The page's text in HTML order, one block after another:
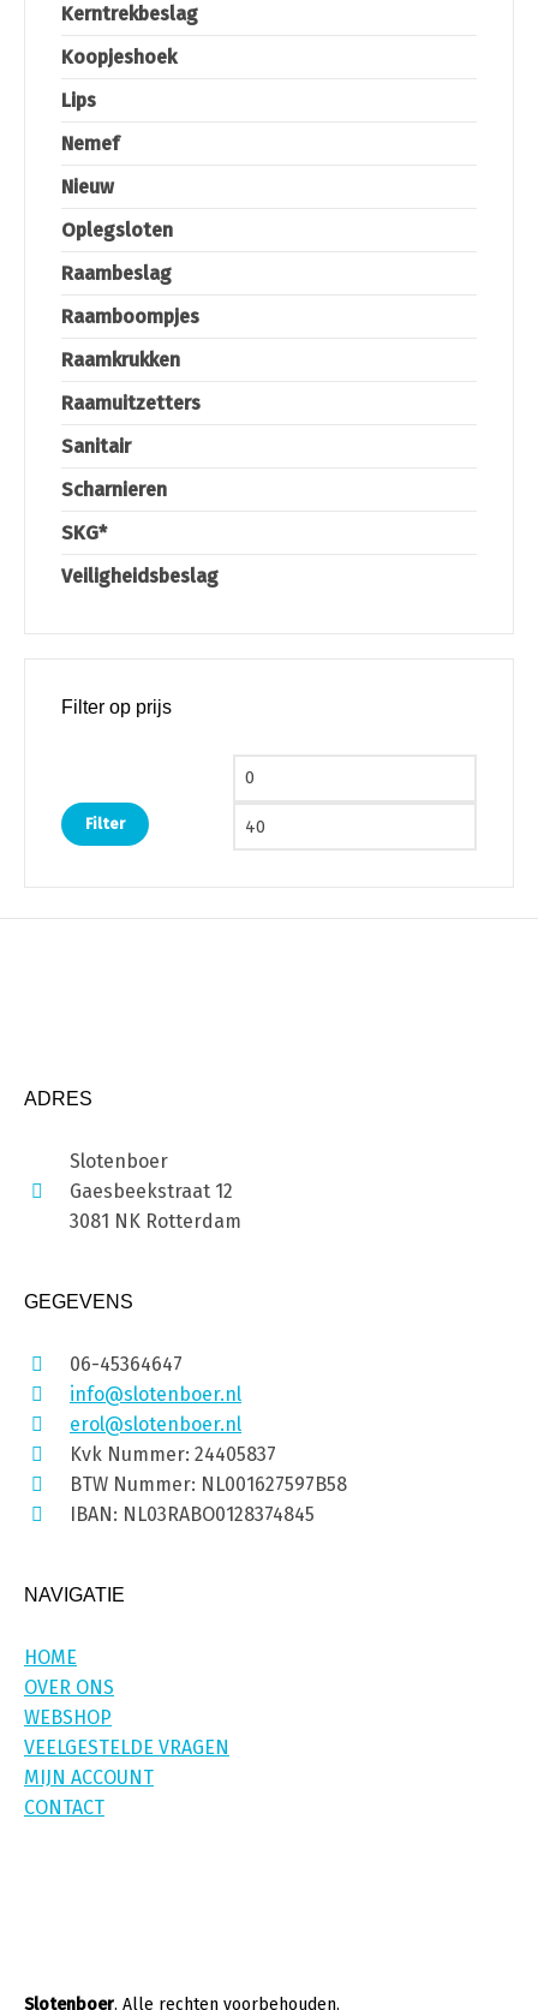
Kerntrekbeslag
Koopjeshoek
Lips
Nemef
Nieuw
Oplegsloten
Raambeslag
Raamboompjes
Raamkrukken
Raamuitzetters
Sanitair
Scharnieren
SKG*
Veiligheidsbeslag
Filter op prijs
Min. prijs
Filter
ADRES
Slotenboer
Gaesbeekstraat 12
3081 NK Rotterdam
GEGEVENS
06-45364647
info@slotenboer.nl
erol@slotenboer.nl
Kvk Nummer: 24405837
BTW Nummer: NL001627597B58
IBAN: NL03RABO0128374845
NAVIGATIE
HOME
OVER ONS
WEBSHOP
VEELGESTELDE VRAGEN
MIJN ACCOUNT
CONTACT
Slotenboer. Alle rechten voorbehouden.